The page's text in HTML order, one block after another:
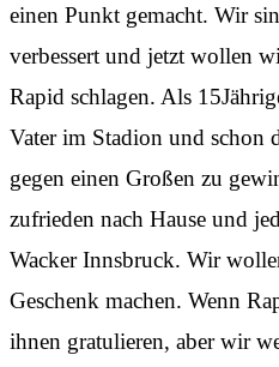
einen Punkt gemacht. Wir
verbessert und jetzt wollen
Rapid schlagen. Als
Vater im Stadion und schon
gegen einen Großen zu
zufrieden nach Hause und
Wacker Innsbruck. Wir
Geschenk machen. Wenn
ihnen gratulieren, aber wir